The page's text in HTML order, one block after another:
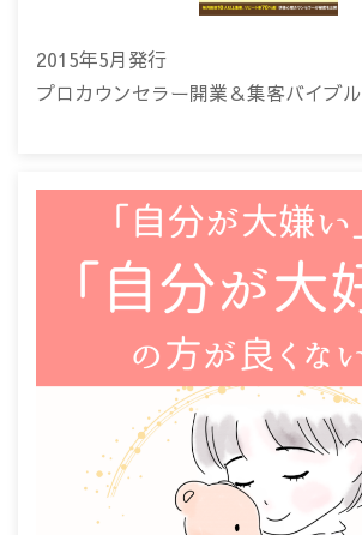
2015年5月発行
プロカウンセラー開業＆集客バイブル